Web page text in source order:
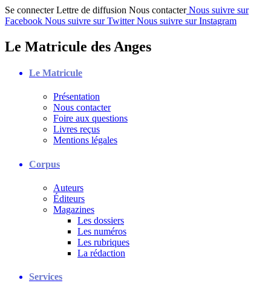
Se connecter Lettre de diffusion Nous contacter Nous suivre sur
Facebook Nous suivre sur Twitter Nous suivre sur Instagram
Le Matricule des Anges
Le Matricule
Présentation
Nous contacter
Foire aux questions
Livres reçus
Mentions légales
Corpus
Auteurs
Éditeurs
Magazines
Les dossiers
Les numéros
Les rubriques
La rédaction
Services